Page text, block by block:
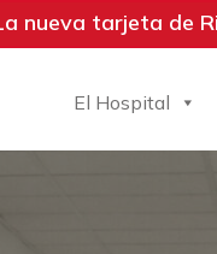
nueva tarjeta de
El Hospital